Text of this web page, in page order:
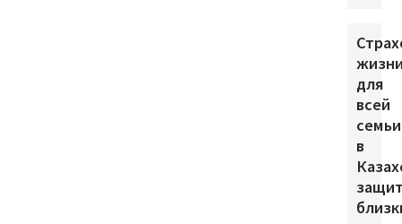
для
всей
семьи
в